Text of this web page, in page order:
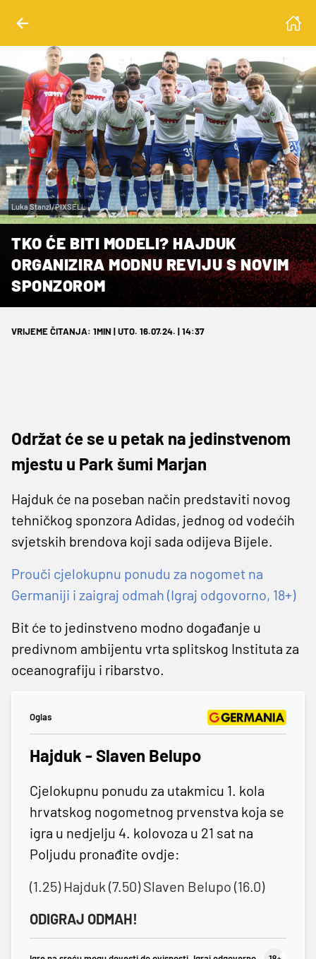
Luka Stanzl/PIXSELL
TKO ĆE BITI MODELI? HAJDUK
ORGANIZIRA MODNU REVIJU S NOVIM
SPONZOROM
VRIJEME ČITANJA: 1MIN | UTO. 16.07.24. | 14:37
Održat će se u petak na jedinstvenom
mjestu u Park šumi Marjan
Hajduk će na poseban način predstaviti novog
tehničkog sponzora Adidas, jednog od vodećih
svjetskih brendova koji sada odijeva Bijele.
Prouči cjelokupnu ponudu za nogomet na
Germaniji i zaigraj odmah (Igraj odgovorno, 18+)
Bit će to jedinstveno modno događanje u
predivnom ambijentu vrta splitskog Instituta za
oceanografiju i ribarstvo.
Oglas
Hajduk - Slaven Belupo
Cjelokupnu ponudu za utakmicu 1. kola
hrvatskog nogometnog prvenstva koja se
igra u nedjelju 4. kolovoza u 21 sat na
Poljudu pronađite ovdje:
(1.25) Hajduk (7.50) Slaven Belupo (16.0)
ODIGRAJ ODMAH!